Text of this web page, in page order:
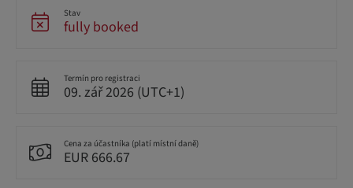
Stav
fully booked
Termín pro registraci
09. zář 2026 (UTC+1)
Cena za účastníka (platí místní daně)
EUR 666.67